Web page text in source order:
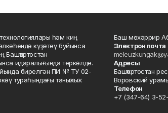
һәм киң
күҙәтеү буйынса
Башҡортостан
идаралығында теркәлде.
бирелгән ПИ № ТУ 02-
тураһындағы таныҡлыҡ.
Баш мөхәррир
Электрон почта
Адресы
Башҡортостан
Воровский
Телефон
+7 (347-64) 3-